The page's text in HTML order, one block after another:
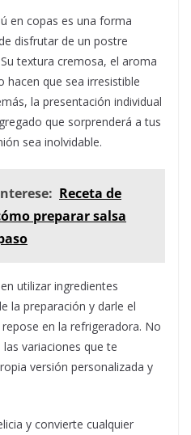
en copas es una forma
disfrutar de un postre
textura cremosa, el aroma
hacen que sea irresistible
la presentación individual
que sorprenderá a tus
sea inolvidable.
Receta de
preparar salsa
utilizar ingredientes
la preparación y darle el
en la refrigeradora. No
variaciones que te
versión personalizada y
y convierte cualquier